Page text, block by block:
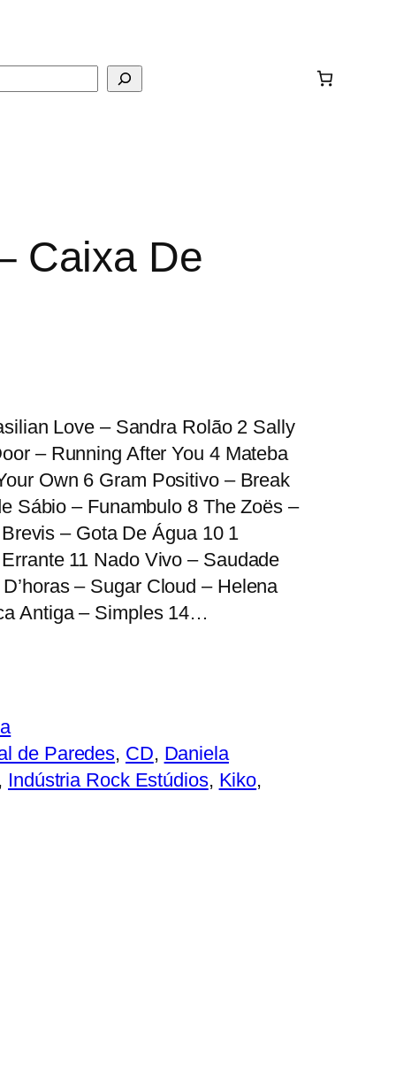
Caixa De
Love – Sandra Rolão 2 Sally
– Running After You 4 Mateba
Own 6 Gram Positivo – Break
Sábio – Funambulo 8 The Zoës –
– Gota De Água 10 1
11 Nado Vivo – Saudade
– Sugar Cloud – Helena
Antiga – Simples 14…
de Paredes, CD, Daniela
Indústria Rock Estúdios, Kiko